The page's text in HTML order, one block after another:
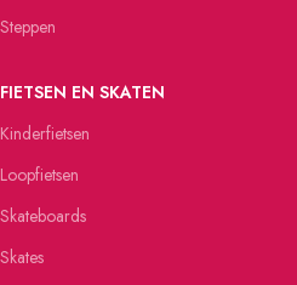
Steppen
FIETSEN EN SKATEN
Kinderfietsen
Loopfietsen
Skateboards
Skates